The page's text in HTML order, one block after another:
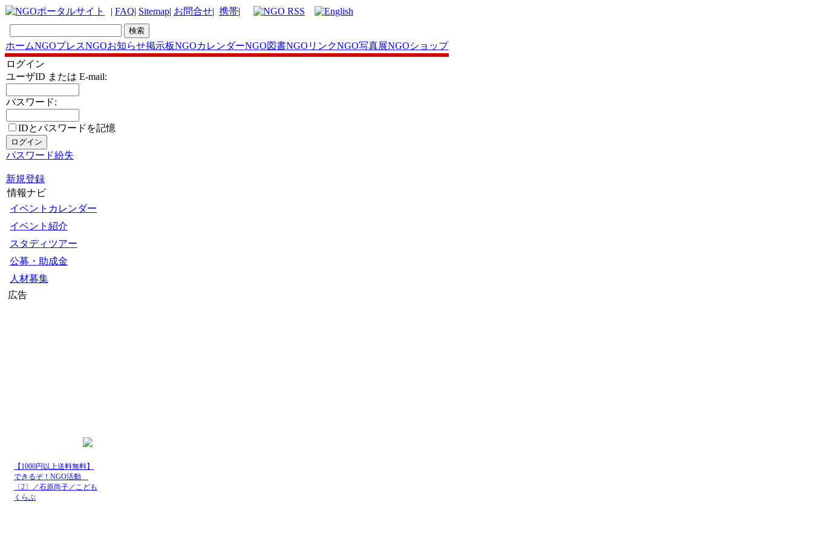
| FAQ| Sitemap| お問合せ| 携帯|
ホームNGOプレスNGOお知らせ掲示板NGOカレンダーNGO図書NGOリンクNGO写真展NGOショップ
ログイン
ユーザID または E-mail:
パスワード:
IDとパスワードを記憶
パスワード紛失
新規登録
情報ナビ
イベントカレンダー
イベント紹介
スタディツアー
公募・助成金
人材募集
広告